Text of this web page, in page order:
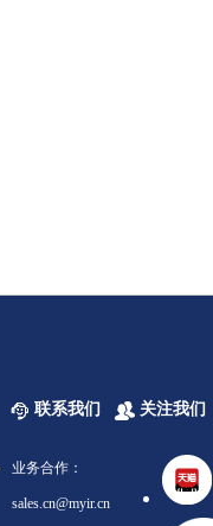
联系我们 关注我们
业务合作：
sales.cn@myir.cn